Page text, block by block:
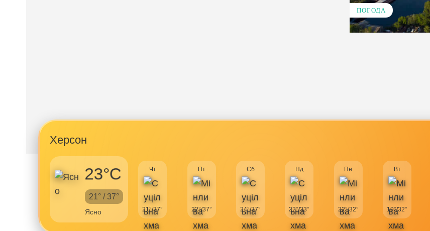
ПОГОДА
Херсон
23°C
21° / 37°
Ясно
Чт
21°/37°
Пт
22°/37°
Сб
24°/37°
Нд
22°/33°
Пн
22°/32°
Вт
19°/32°